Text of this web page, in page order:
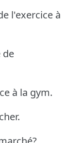
l'exercice à
de
à la gym.